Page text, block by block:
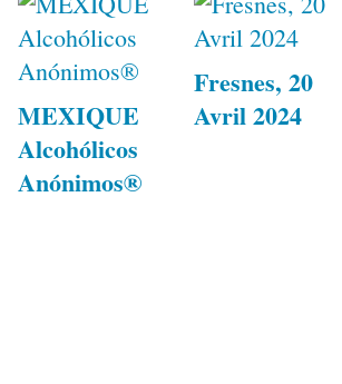
MEXIQUE
Alcohólicos
Anónimos®
Fresnes, 20
Avril 2024